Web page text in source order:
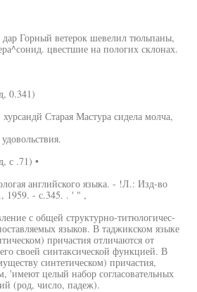
Горный ветерок шевелил тюльпаны,
цвестшие на пологих склонах.
0.341)
Старая Мастура сидела молча,
с .71) •
английского языка. - !Л.: Изд-во
1959. - с.345. . ' " ,
с общей структурно-титюлогичес-
языков. В таджикском языке
причастия отличаются от
своей синтаксической функцией. В
синтетическом) причастия,
'имеют целый набор согласовательных
(род, число, падеж).